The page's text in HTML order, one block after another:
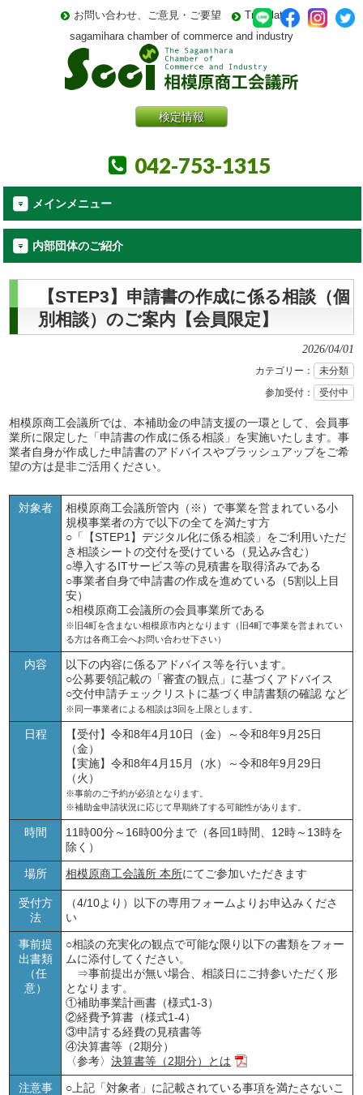
sagamihara chamber of commerce and industry
お問い合わせ、ご意見・ご要望 Translate
検定情報
042-753-1315
メインメニュー
内部団体のご紹介
【STEP3】申請書の作成に係る相談（個
別相談）のご案内【会員限定】
2026/04/01
カテゴリー：
未分類
参加受付：
受付中
相模原商工会議所では、本補助金の申請支援の一環として、会員事
業所に限定した「申請書の作成に係る相談」を実施いたします。事
業者自身が作成した申請書のアドバイスやブラッシュアップをご希
望の方は是非ご活用ください。
対象者
相模原商工会議所管内（※）で事業を営まれている小
規模事業者の方で以下の全てを満たす方
○「【STEP1】デジタル化に係る相談」をご利用いただ
き相談シートの交付を受けている（見込み含む）
○導入するITサービス等の見積書を取得済みである
○事業者自身で申請書の作成を進めている（5割以上目
安）
○相模原商工会議所の会員事業所である
※旧4町を含まない相模原市内となります（旧4町で事業を営まれてい
る方は各商工会へお問い合わせ下さい）
内容
以下の内容に係るアドバイス等を行います。
○公募要領記載の「審査の観点」に基づくアドバイス
○交付申請チェックリストに基づく申請書類の確認 など
※同一事業者による相談は3回を上限とします。
日程
【受付】令和8年4月10日（金）～令和8年9月25日
（金）
【実施】令和8年4月15月（水）～令和8年9月29日
（火）
※事前のご予約が必須となります。
※補助金申請状況に応じて早期終了する可能性があります。
時間
11時00分～16時00分まで（各回1時間、12時～13時を
除く）
場所 相模原商工会議所 本所にてご参加いただきます
受付方
法
（4/10より）以下の専用フォームよりお申込みくださ
い
事前提
出書類
（任
意）
○相談の充実化の観点で可能な限り以下の書類をフォー
ムに添付してください。
⇒事前提出が無い場合、相談日にご持参いただく形
となります。
①補助事業計画書（様式1-3）
②経費予算書（様式1-4）
③申請する経費の見積書等
④決算書等（2期分）
〈参考〉決算書等（2期分）とは
注意事
○上記「対象者」に記載されている事項を満たさないこ